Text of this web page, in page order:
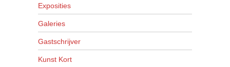
Exposities
Galeries
Gastschrijver
Kunst Kort